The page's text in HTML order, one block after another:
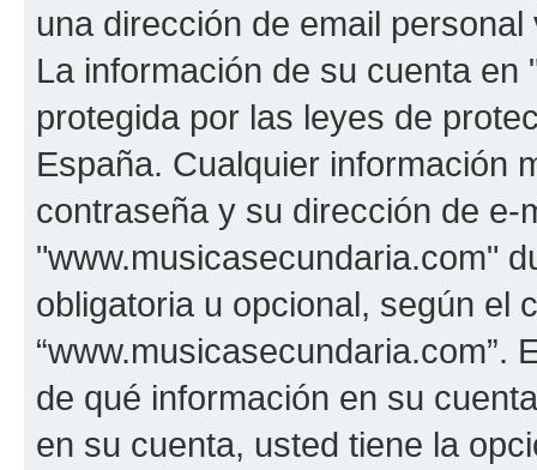
una dirección de email
La información de su cuenta
protegida por las leyes de
España. Cualquier información
contraseña y su dirección de e-
"www.musicasecundaria.com"
obligatoria u opcional, según el
“www.musicasecundaria.com”.
de qué información en su
en su cuenta, usted tiene la